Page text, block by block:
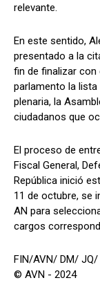
relevante.
En este sentido,
presentado a la
fin de finalizar
parlamento la
plenaria, la
ciudadanos que
El proceso de
Fiscal General,
República inició
11 de octubre, se
AN para
cargos
FIN/AVN/ DM/ JQ/
© AVN - 2024